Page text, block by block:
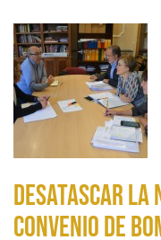
DESATASCAR LA
CONVENIO DE